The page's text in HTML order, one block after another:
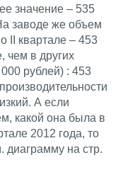
значение – 535
заводе же объем
II квартале – 453
чем в других
рублей) : 453
А если
какой она была в
2012 года, то
диаграмму на стр.